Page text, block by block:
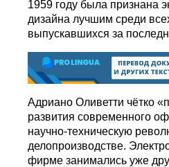
1959 году была признана
дизайна лучшим среди
выпускавшихся за
Адриано Оливетти чётко
развития современного
научно-техническую
делопроизводстве.
фирме занимались уже